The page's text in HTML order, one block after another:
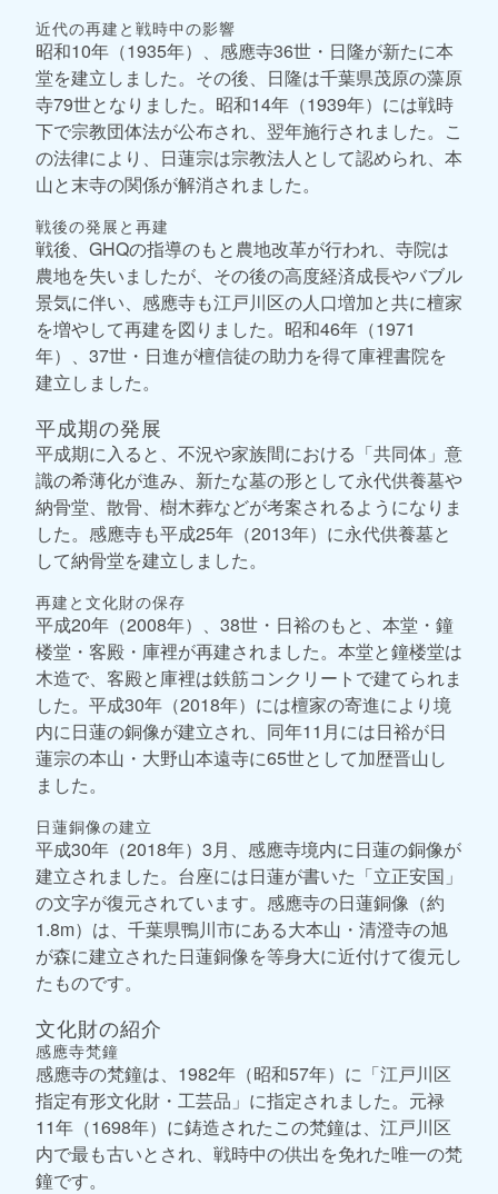
近代の再建と戦時中の影響
昭和10年（1935年）、感應寺36世・日隆が新たに本
堂を建立しました。その後、日隆は千葉県茂原の藻原
寺79世となりました。昭和14年（1939年）には戦時
下で宗教団体法が公布され、翌年施行されました。こ
の法律により、日蓮宗は宗教法人として認められ、本
山と末寺の関係が解消されました。
戦後の発展と再建
戦後、GHQの指導のもと農地改革が行われ、寺院は
農地を失いましたが、その後の高度経済成長やバブル
景気に伴い、感應寺も江戸川区の人口増加と共に檀家
を増やして再建を図りました。昭和46年（1971
年）、37世・日進が檀信徒の助力を得て庫裡書院を
建立しました。
平成期の発展
平成期に入ると、不況や家族間における「共同体」意
識の希薄化が進み、新たな墓の形として永代供養墓や
納骨堂、散骨、樹木葬などが考案されるようになりま
した。感應寺も平成25年（2013年）に永代供養墓と
して納骨堂を建立しました。
再建と文化財の保存
平成20年（2008年）、38世・日裕のもと、本堂・鐘
楼堂・客殿・庫裡が再建されました。本堂と鐘楼堂は
木造で、客殿と庫裡は鉄筋コンクリートで建てられま
した。平成30年（2018年）には檀家の寄進により境
内に日蓮の銅像が建立され、同年11月には日裕が日
蓮宗の本山・大野山本遠寺に65世として加歴晋山し
ました。
日蓮銅像の建立
平成30年（2018年）3月、感應寺境内に日蓮の銅像が
建立されました。台座には日蓮が書いた「立正安国」
の文字が復元されています。感應寺の日蓮銅像（約
1.8m）は、千葉県鴨川市にある大本山・清澄寺の旭
が森に建立された日蓮銅像を等身大に近付けて復元し
たものです。
文化財の紹介
感應寺梵鐘
感應寺の梵鐘は、1982年（昭和57年）に「江戸川区
指定有形文化財・工芸品」に指定されました。元禄
11年（1698年）に鋳造されたこの梵鐘は、江戸川区
内で最も古いとされ、戦時中の供出を免れた唯一の梵
鐘です。